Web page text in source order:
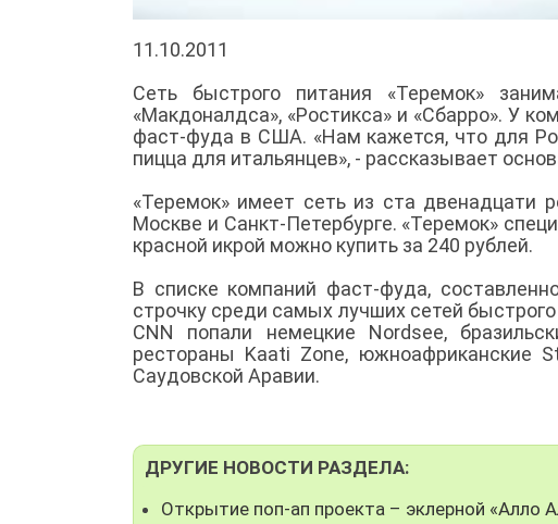
11.10.2011
Сеть быстрого питания «Теремок»
«Макдоналдса», «Ростикса» и «Сбарро». У
фаст-фуда в США. «Нам кажется, что для
пицца для итальянцев», - рассказывает
«Теремок» имеет сеть из ста двенадцати
Москве и Санкт-Петербурге. «Теремок»
красной икрой можно купить за 240 рублей.
В списке компаний фаст-фуда,
строчку среди самых лучших сетей
CNN попали немецкие Nordsee,
рестораны Kaati Zone, южноафриканские
Саудовской Аравии.
ДРУГИЕ НОВОСТИ РАЗДЕЛА:
Открытие поп-ап проекта – эклерной «Алло